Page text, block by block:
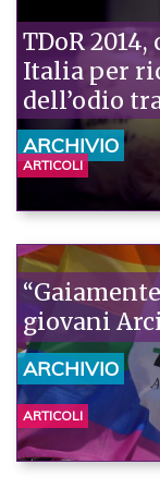
TDoR
Italia per
dell’odio
ARCHIVIO
ARTICOLI
giovani
ARCHIVIO
ARTICOLI